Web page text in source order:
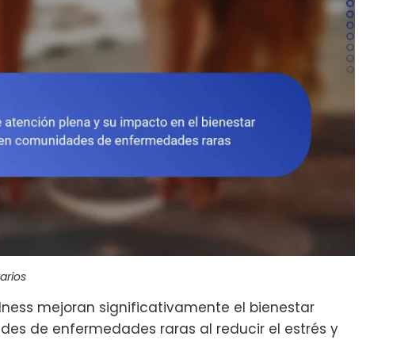
mejoran significativamente el bienestar
de enfermedades raras al reducir el estrés y